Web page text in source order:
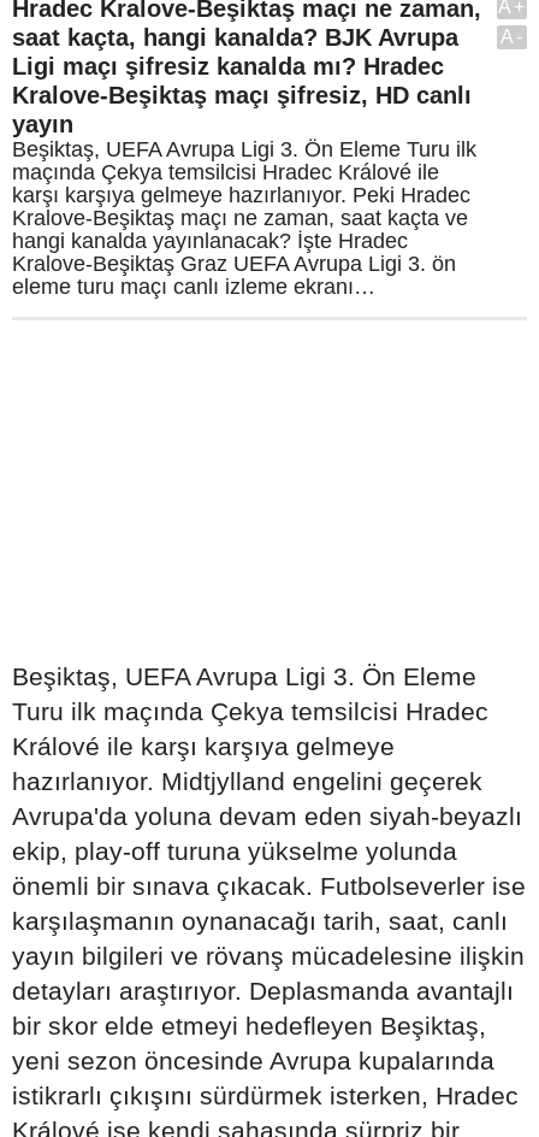
Hradec Kralove-Beşiktaş maçı ne zaman,
saat kaçta, hangi kanalda? BJK Avrupa
Ligi maçı şifresiz kanalda mı? Hradec
Kralove-Beşiktaş maçı şifresiz, HD canlı
yayın
Beşiktaş, UEFA Avrupa Ligi 3. Ön Eleme Turu ilk
maçında Çekya temsilcisi Hradec Králové ile
karşı karşıya gelmeye hazırlanıyor. Peki Hradec
Kralove-Beşiktaş maçı ne zaman, saat kaçta ve
hangi kanalda yayınlanacak? İşte Hradec
Kralove-Beşiktaş Graz UEFA Avrupa Ligi 3. ön
eleme turu maçı canlı izleme ekranı…
A+
A-
Beşiktaş, UEFA Avrupa Ligi 3. Ön Eleme
Turu ilk maçında Çekya temsilcisi Hradec
Králové ile karşı karşıya gelmeye
hazırlanıyor. Midtjylland engelini geçerek
Avrupa'da yoluna devam eden siyah-beyazlı
ekip, play-off turuna yükselme yolunda
önemli bir sınava çıkacak. Futbolseverler ise
karşılaşmanın oynanacağı tarih, saat, canlı
yayın bilgileri ve rövanş mücadelesine ilişkin
detayları araştırıyor. Deplasmanda avantajlı
bir skor elde etmeyi hedefleyen Beşiktaş,
yeni sezon öncesinde Avrupa kupalarında
istikrarlı çıkışını sürdürmek isterken, Hradec
Králové ise kendi sahasında sürpriz bir